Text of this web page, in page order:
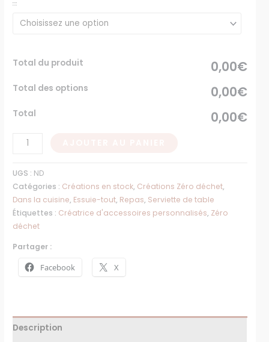
Total du produit 0,00€
Total des options 0,00€
Total 0,00€
UGS : ND
Catégories : Créations en stock, Créations Zéro déchet,
Dans la cuisine, Essuie-tout, Repas, Serviette de table
Étiquettes : Créatrice d'accessoires personnalisés, Zéro
déchet
Partager :
Facebook X
Description